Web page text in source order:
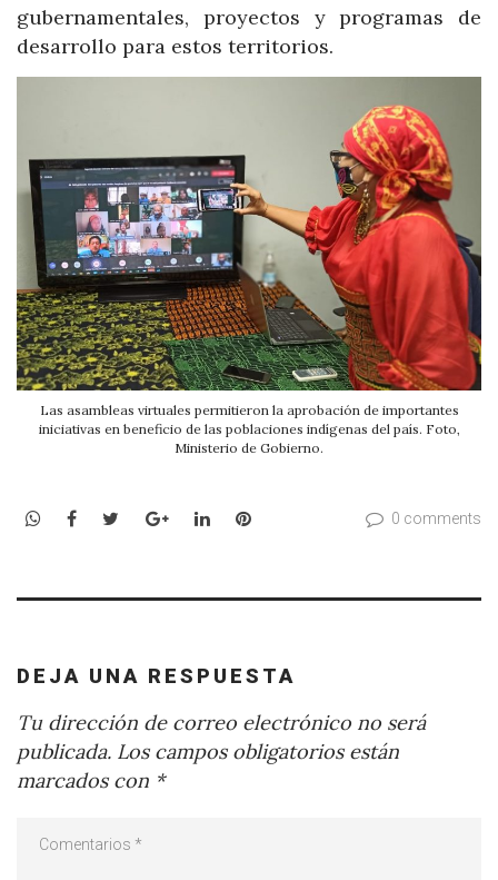
gubernamentales, proyectos y programas de
desarrollo para estos territorios.
Las asambleas virtuales permitieron la aprobación de importantes
iniciativas en beneficio de las poblaciones indígenas del país. Foto,
Ministerio de Gobierno.
WhatsApp
Facebook
TwitterGoogle+LinkedInPinterest 0 comments
DEJA UNA RESPUESTA
Tu dirección de correo electrónico no será
publicada. Los campos obligatorios están
marcados con *